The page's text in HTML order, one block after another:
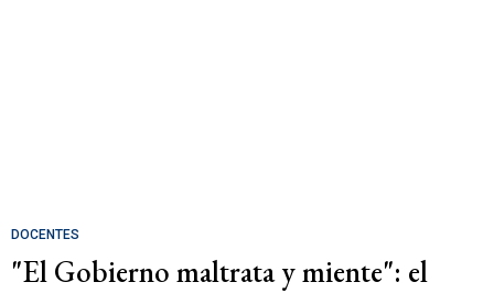
DOCENTES
"El Gobierno maltrata y miente": el